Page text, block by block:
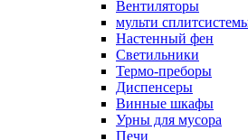
Вентиляторы
мульти
Настенный фен
Светильники
Термо-преборы
Диспенсеры
Винные шкафы
Урны для мусора
Печи